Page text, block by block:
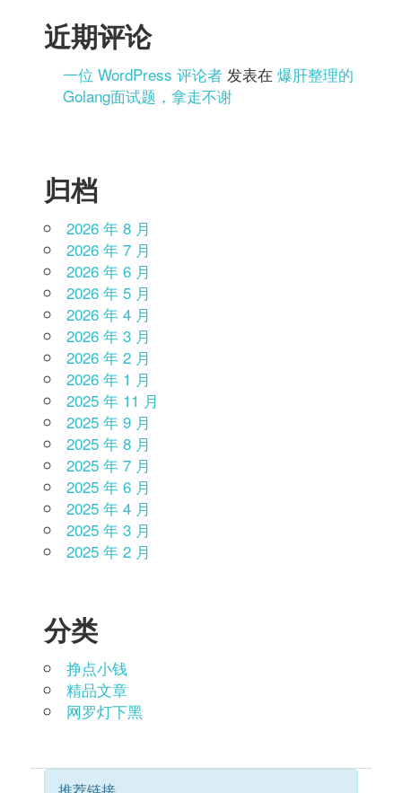
近期评论
一位 WordPress 评论者 发表在爆肝整理的
Golang面试题，拿走不谢
归档
2026 年 8 月
2026 年 7 月
2026 年 6 月
2026 年 5 月
2026 年 4 月
2026 年 3 月
2026 年 2 月
2026 年 1 月
2025 年 11 月
2025 年 9 月
2025 年 8 月
2025 年 7 月
2025 年 6 月
2025 年 4 月
2025 年 3 月
2025 年 2 月
分类
挣点小钱
精品文章
网罗灯下黑